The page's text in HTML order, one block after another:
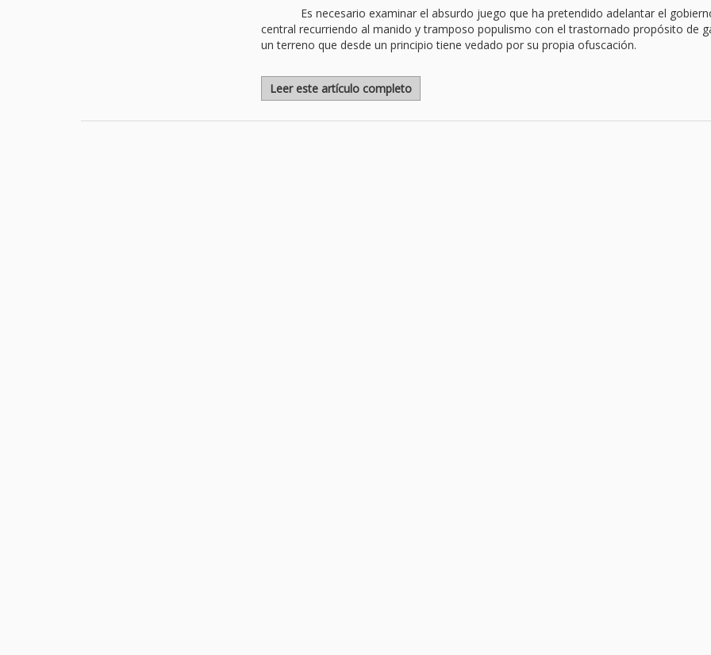
Es necesario examinar el absurdo juego que ha pretendido adelantar el
central recurriendo al manido y tramposo populismo con el trastornado propósito de
un terreno que desde un principio tiene vedado por su propia ofuscación.
Leer este artículo completo